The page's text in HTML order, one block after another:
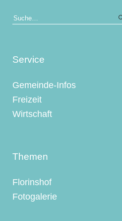
Service
Gemeinde-Infos
Freizeit
Wirtschaft
Themen
Florinshof
Fotogalerie